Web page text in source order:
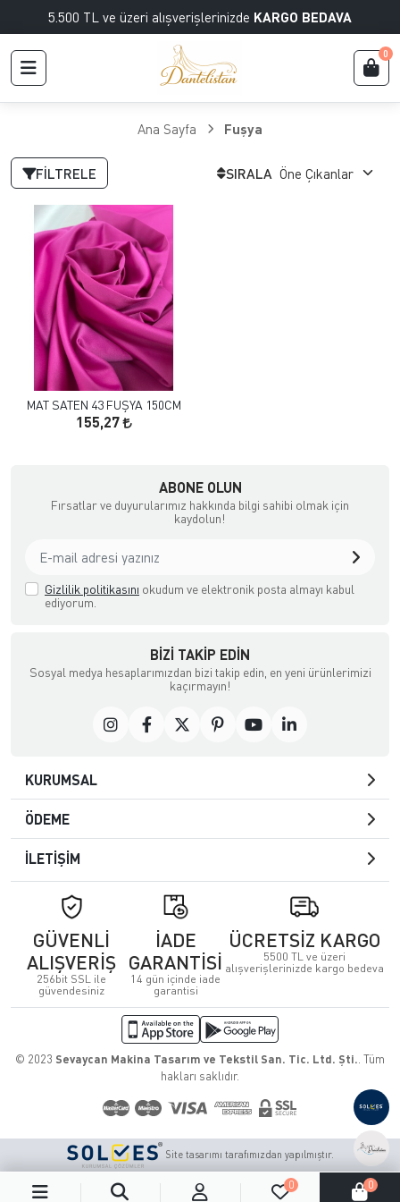
5.500 TL ve üzeri alışverişlerinizde KARGO BEDAVA
0
0 0
Ana Sayfa Fuşya
FILTRELE SIRALA
MAT SATEN 43 FUŞYA 150CM
155,27
ABONE OLUN
Fırsatlar ve duyurularımız hakkında bilgi sahibi olmak için
kaydolun!
Gizlilik politikasını okudum ve elektronik posta almayı kabul
ediyorum.
BIZI TAKIP EDIN
Sosyal medya hesaplarımızdan bizi takip edin, en yeni ürünlerimizi
kaçırmayın!
KURUMSAL
ÖDEME
İLETİŞİM
GÜVENLİ
ALIŞVERİŞ
256bit SSL ile
güvendesiniz
İADE
GARANTİSİ
14 gün içinde iade
garantisi
ÜCRETSİZ KARGO
5500 TL ve üzeri
alışverişlerinizde kargo bedeva
© 2023 Sevaycan Makina Tasarım ve Tekstil San. Tic. Ltd. Şti. . Tüm
hakları saklıdır.
Site tasarımı tarafımızdan yapılmıştır.